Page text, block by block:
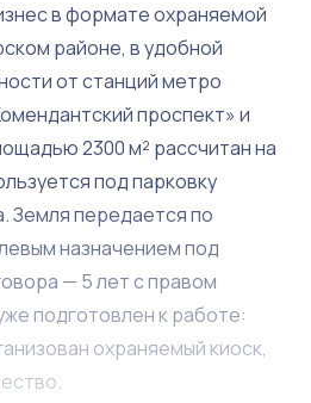
в формате охраняемой
районе, в удобной
от станций метро
проспект» и
2300 м² рассчитан на
под парковку
Земля передается по
назначением под
— 5 лет с правом
подготовлен к работе:
охраняемый киоск,